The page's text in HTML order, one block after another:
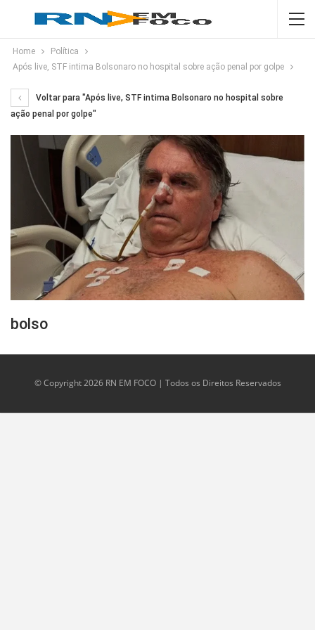
Home
Política
Após live, STF intima Bolsonaro no hospital sobre ação penal por golpe
Voltar para "Após live, STF intima Bolsonaro no hospital sobre
ação penal por golpe"
bolso
© Copyright 2026 RN EM FOCO | Todos os Direitos Reservados